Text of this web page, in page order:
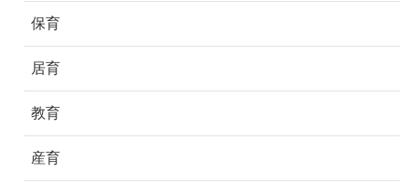
保育
居育
教育
産育